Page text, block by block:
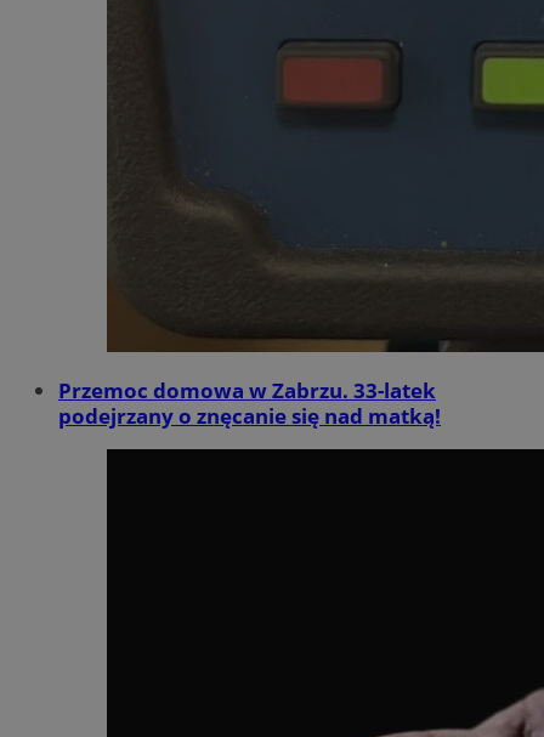
Przemoc domowa w Zabrzu. 33-latek
podejrzany o znęcanie się nad matką!